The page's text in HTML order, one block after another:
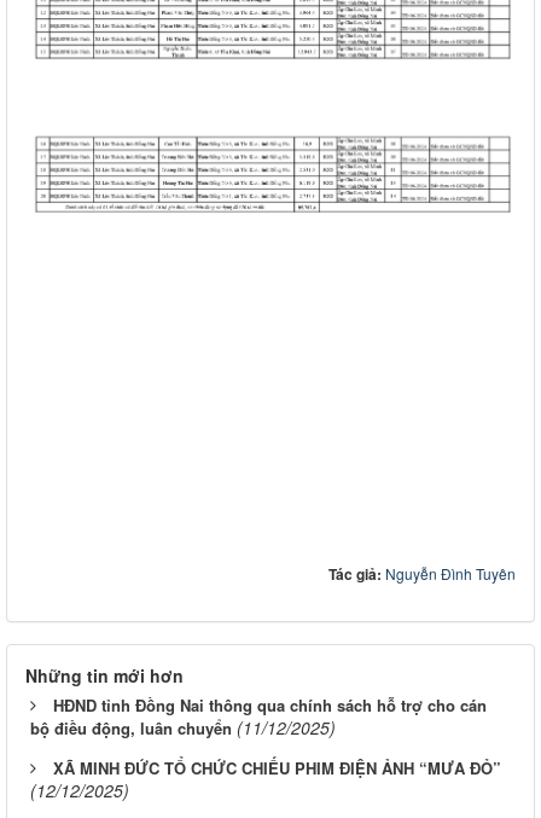
Tác giả: Nguyễn Đình Tuyên
Những tin mới hơn
HĐND tỉnh Đồng Nai thông qua chính sách hỗ trợ cho cán
bộ điều động, luân chuyển (11/12/2025)
XÃ MINH ĐỨC TỔ CHỨC CHIẾU PHIM ĐIỆN ẢNH “MƯA ĐỎ”
(12/12/2025)